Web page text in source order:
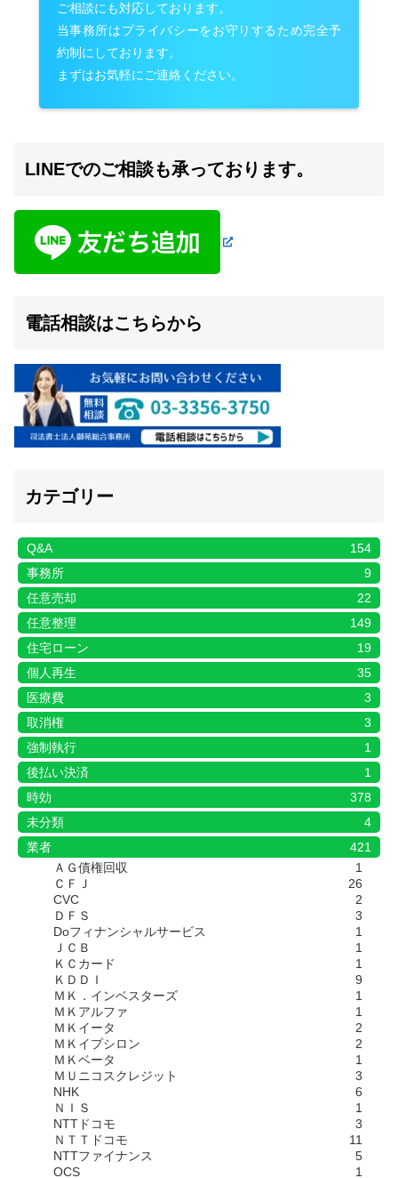
ご相談にも対応しております。
当事務所はプライバシーをお守りするため完全予
約制にしております。
まずはお気軽にご連絡ください。
LINEでのご相談も承っております。
電話相談はこちらから
カテゴリー
Q&A
154
事務所
9
任意売却
22
任意整理
149
住宅ローン
19
個人再生
35
医療費
3
取消権
3
強制執行
1
後払い決済
1
時効
378
未分類
4
業者
421
ＡＧ債権回収
1
ＣＦＪ
26
CVC
2
ＤＦＳ
3
Doフィナンシャルサービス
1
ＪＣＢ
1
ＫＣカード
1
ＫＤＤＩ
9
ＭＫ．インベスターズ
1
ＭＫアルファ
1
ＭＫイータ
2
ＭＫイプシロン
2
ＭＫベータ
1
ＭＵニコスクレジット
3
NHK
6
ＮＩＳ
1
NTTドコモ
3
ＮＴＴドコモ
11
NTTファイナンス
5
OCS
1